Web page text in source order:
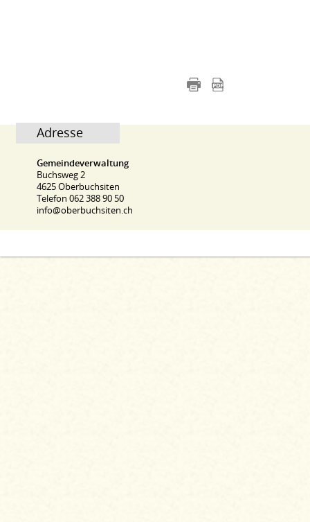
Adresse
Gemeindeverwaltung
Buchsweg 2
4625 Oberbuchsiten
Telefon 062 388 90 50
info@oberbuchsiten.ch